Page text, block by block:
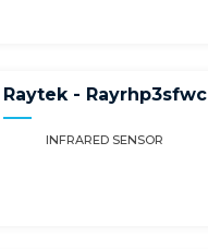
Raytek - Rayrhp3sfwc
INFRARED SENSOR